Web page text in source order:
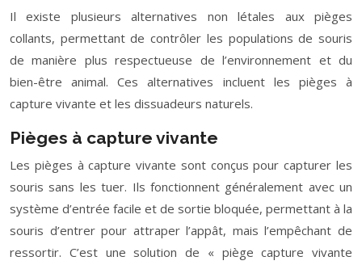
Il existe plusieurs alternatives non létales aux pièges
collants, permettant de contrôler les populations de souris
de manière plus respectueuse de l’environnement et du
bien-être animal. Ces alternatives incluent les pièges à
capture vivante et les dissuadeurs naturels.
Pièges à capture vivante
Les pièges à capture vivante sont conçus pour capturer les
souris sans les tuer. Ils fonctionnent généralement avec un
système d’entrée facile et de sortie bloquée, permettant à la
souris d’entrer pour attraper l’appât, mais l’empêchant de
ressortir. C’est une solution de « piège capture vivante